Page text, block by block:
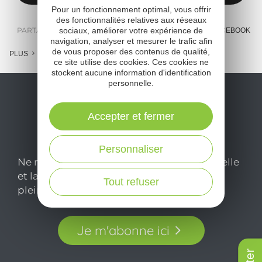
PARTAGER : E-MAIL MESSENGER FACEBOOK
PLUS
Ne manquez pas notre newsletter mensuelle
et laissez-vous inspirer pour profiter
pleinement de votre séjour en Aveyron.
Je m'abonne ici
Pour un fonctionnement optimal, vous offrir
des fonctionnalités relatives aux réseaux
sociaux, améliorer votre expérience de
navigation, analyser et mesurer le trafic afin
de vous proposer des contenus de qualité,
ce site utilise des cookies. Ces cookies ne
stockent aucune information d'identification
personnelle.
Tout refuser
Personnaliser
Accepter et fermer